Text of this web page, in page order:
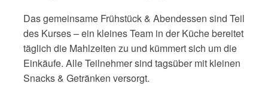
Das gemeinsame Frühstück & Abendessen sind Teil
des Kurses – ein kleines Team in der Küche bereitet
täglich die Mahlzeiten zu und kümmert sich um die
Einkäufe. Alle Teilnehmer sind tagsüber mit kleinen
Snacks & Getränken versorgt.